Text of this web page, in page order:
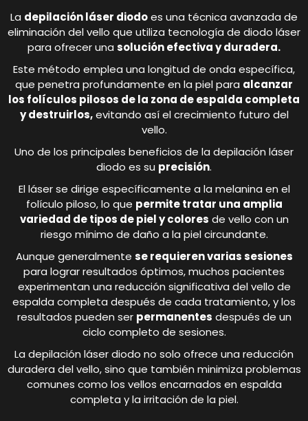
La depilación láser diodoes una técnica avanzada de
eliminación del vello que utiliza tecnología de diodo láser
para ofrecer una solución efectiva y duradera.
Este método emplea una longitud de onda específica,
que penetra profundamente en la piel para alcanzar
los folículos pilosos de la zona de espalda completa
y destruirlos,evitando así el crecimiento futuro del
vello.
Uno de los principales beneficios de la depilación láser
diodo es su precisión.
El láser se dirige específicamente a la melanina en el
folículo piloso, lo que permite tratar una amplia
variedad de tipos de piel y colores de vello con un
riesgo mínimo de daño a la piel circundante.
Aunque generalmente se requieren varias sesiones
para lograr resultados óptimos, muchos pacientes
experimentan una reducción significativa del vello de
espalda completa después de cada tratamiento, y los
resultados pueden ser permanentes después de un
ciclo completo de sesiones.
La depilación láser diodo no solo ofrece una reducción
duradera del vello, sino que también minimiza problemas
comunes como los vellos encarnados en espalda
completa y la irritación de la piel.